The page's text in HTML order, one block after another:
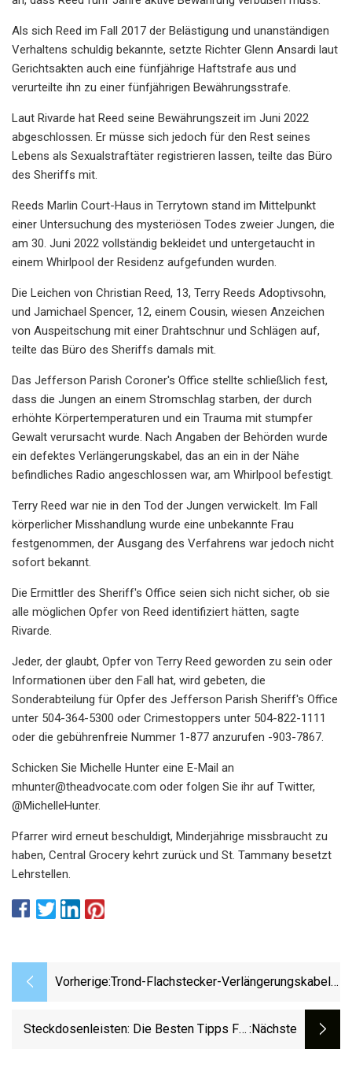
Als sich Reed im Fall 2017 der Belästigung und unanständigen
Verhaltens schuldig bekannte, setzte Richter Glenn Ansardi laut
Gerichtsakten auch eine fünfjährige Haftstrafe aus und
verurteilte ihn zu einer fünfjährigen Bewährungsstrafe.
Laut Rivarde hat Reed seine Bewährungszeit im Juni 2022
abgeschlossen. Er müsse sich jedoch für den Rest seines
Lebens als Sexualstraftäter registrieren lassen, teilte das Büro
des Sheriffs mit.
Reeds Marlin Court-Haus in Terrytown stand im Mittelpunkt
einer Untersuchung des mysteriösen Todes zweier Jungen, die
am 30. Juni 2022 vollständig bekleidet und untergetaucht in
einem Whirlpool der Residenz aufgefunden wurden.
Die Leichen von Christian Reed, 13, Terry Reeds Adoptivsohn,
und Jamichael Spencer, 12, einem Cousin, wiesen Anzeichen
von Auspeitschung mit einer Drahtschnur und Schlägen auf,
teilte das Büro des Sheriffs damals mit.
Das Jefferson Parish Coroner's Office stellte schließlich fest,
dass die Jungen an einem Stromschlag starben, der durch
erhöhte Körpertemperaturen und ein Trauma mit stumpfer
Gewalt verursacht wurde. Nach Angaben der Behörden wurde
ein defektes Verlängerungskabel, das an ein in der Nähe
befindliches Radio angeschlossen war, am Whirlpool befestigt.
Terry Reed war nie in den Tod der Jungen verwickelt. Im Fall
körperlicher Misshandlung wurde eine unbekannte Frau
festgenommen, der Ausgang des Verfahrens war jedoch nicht
sofort bekannt.
Die Ermittler des Sheriff's Office seien sich nicht sicher, ob sie
alle möglichen Opfer von Reed identifiziert hätten, sagte
Rivarde.
Jeder, der glaubt, Opfer von Terry Reed geworden zu sein oder
Informationen über den Fall hat, wird gebeten, die
Sonderabteilung für Opfer des Jefferson Parish Sheriff's Office
unter 504-364-5300 oder Crimestoppers unter 504-822-1111
oder die gebührenfreie Nummer 1-877 anzurufen -903-7867.
Schicken Sie Michelle Hunter eine E-Mail an
mhunter@theadvocate.com oder folgen Sie ihr auf Twitter,
@MichelleHunter.
Pfarrer wird erneut beschuldigt, Minderjährige missbraucht zu
haben, Central Grocery kehrt zurück und St. Tammany besetzt
Lehrstellen.
Vorherige:Trond-Flachstecker-Verlängerungskabel
Steckdosenleisten: Die Besten Tipps Für :nächste